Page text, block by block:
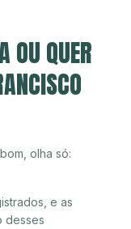
OU QUER
olha só:
e as
desses